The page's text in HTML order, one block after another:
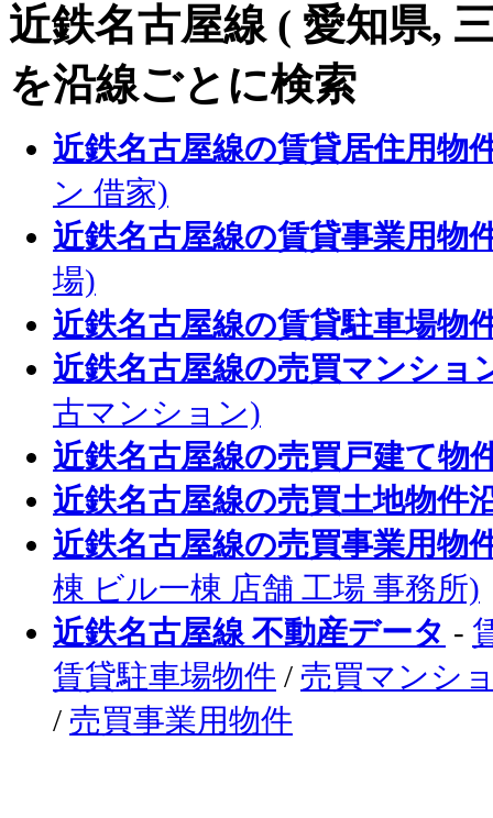
近鉄名古屋線 ( 愛知県,
を沿線ごとに検索
近鉄名古屋線の賃貸居住用物
ン 借家)
近鉄名古屋線の賃貸事業用物
場)
近鉄名古屋線の賃貸駐車場物
近鉄名古屋線の売買マンショ
古マンション)
近鉄名古屋線の売買戸建て物
近鉄名古屋線の売買土地物件
近鉄名古屋線の売買事業用物
棟 ビル一棟 店舗 工場 事務所)
近鉄名古屋線 不動産データ -
賃貸駐車場物件 / 売買マンシ
/ 売買事業用物件